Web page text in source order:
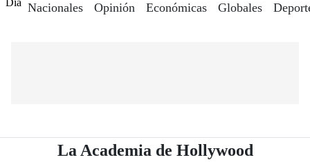
Nacionales Opinión Económicas Globales
La Academia de Hollywood-